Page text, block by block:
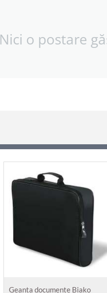
Nici o postare
Geanta documente Biako